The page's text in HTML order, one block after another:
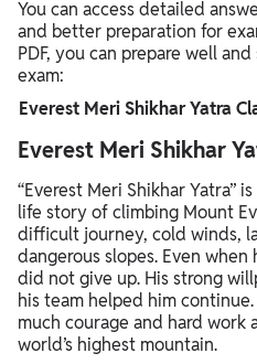
You can access detailed
and better preparation for
PDF, you can prepare well
exam:
Everest Meri Shikhar Yatra
Everest Meri Shikhar
“Everest Meri Shikhar Yatra” is
life story of climbing Mount
difficult journey, cold winds,
dangerous slopes. Even
did not give up. His strong
his team helped him
much courage and hard work
world’s highest mountain.